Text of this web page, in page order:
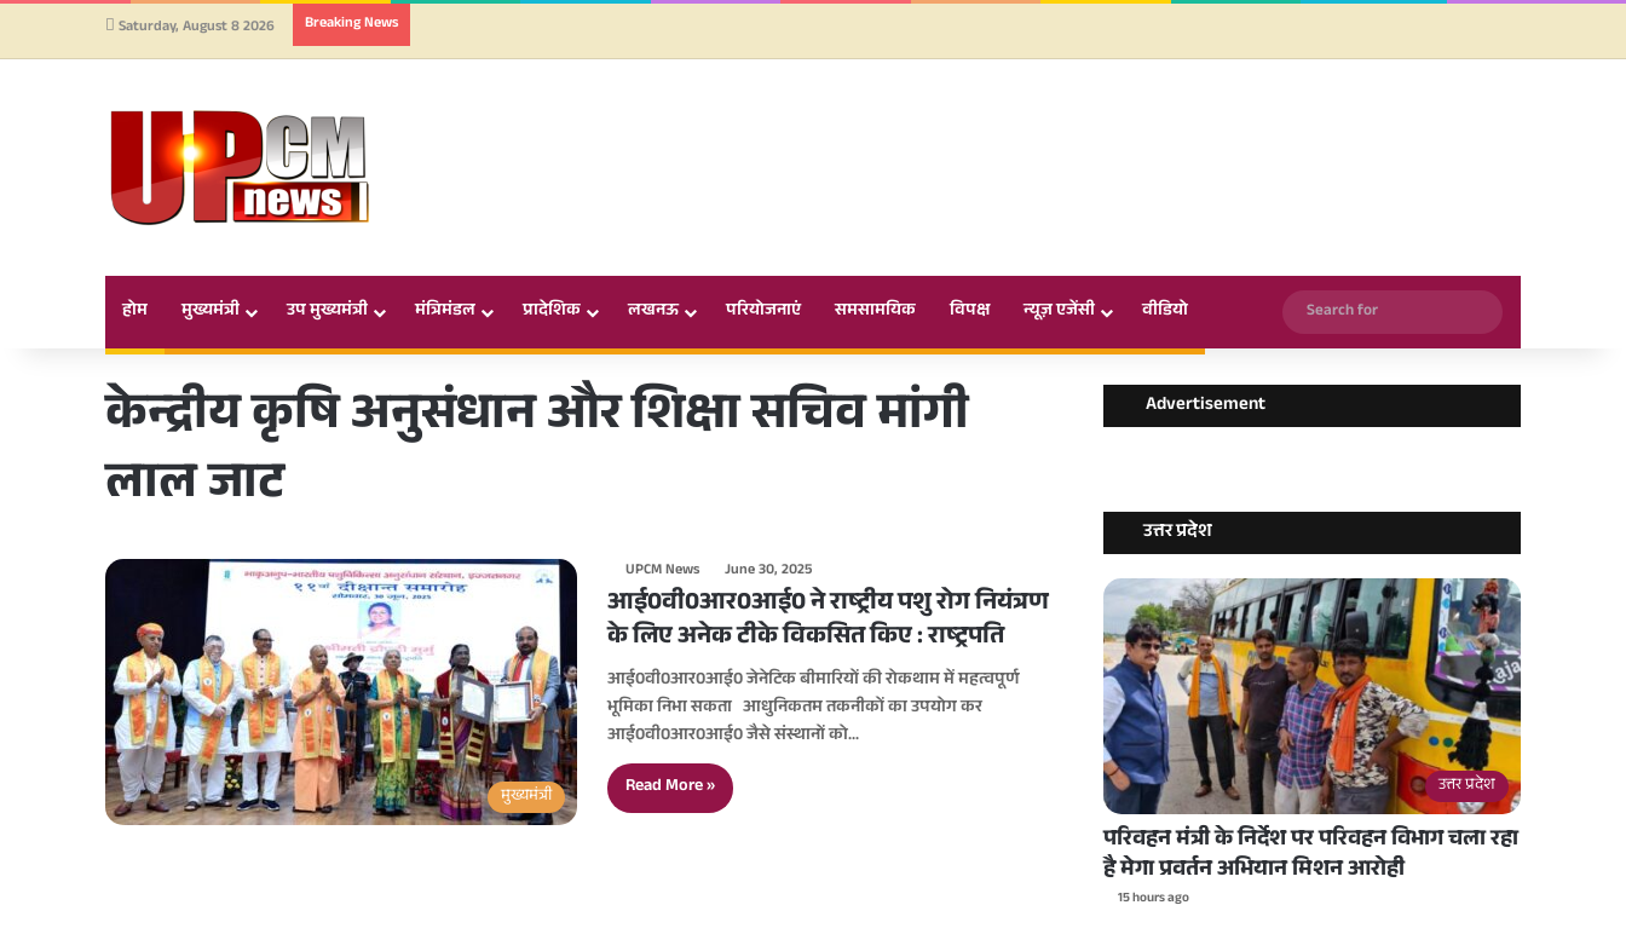
Saturday, August 8 2026 Breaking News
होम मुख्यमंत्री उप मुख्यमंत्री मंत्रिमंडल प्रादेशिक लखनऊ परियोजनाएं समसामयिक विपक्ष न्यूज़ एजेंसी वीडियो
Search
for
केन्द्रीय कृषि अनुसंधान और शिक्षा सचिव मांगी
लाल जाट
मुख्यमंत्री
UPCM News June 30, 2025
आई0वी0आर0आई0 ने राष्ट्रीय पशु रोग नियंत्रण
के लिए अनेक टीके विकसित किए : राष्ट्रपति
आई0वी0आर0आई0 जेनेटिक बीमारियों की रोकथाम में महत्वपूर्ण
भूमिका निभा सकता आधुनिकतम तकनीकों का उपयोग कर
आई0वी0आर0आई0 जैसे संस्थानों को…
Read More »
Advertisement
उत्तर प्रदेश
उत्तर प्रदेश
परिवहन मंत्री के निर्देश पर परिवहन विभाग चला रहा
है मेगा प्रवर्तन अभियान मिशन आरोही
15 hours ago